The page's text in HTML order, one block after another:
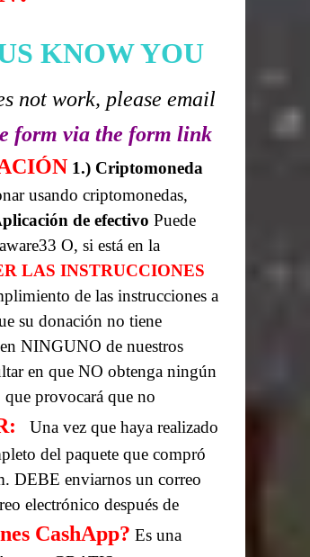
KNOW YOU
not work, please email
form via the form link
1.) Criptomoneda
usando criptomonedas,
de efectivo Puede
O, si está en la
LAS INSTRUCCIONES
de las instrucciones a
su donación no tiene
NINGUNO de nuestros
en que NO obtenga ningún
provocará que no
Una vez que haya realizado
del paquete que compró
DEBE enviarnos un correo
electrónico después de
CashApp? Es una